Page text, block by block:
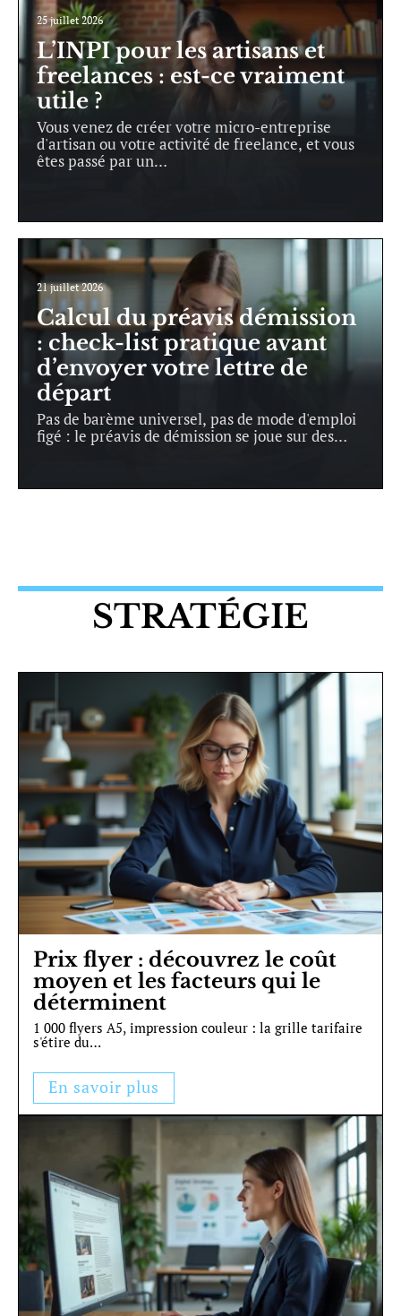
25 juillet 2026
L’INPI pour les artisans et
freelances : est-ce vraiment
utile ?
Vous venez de créer votre micro-entreprise
d'artisan ou votre activité de freelance, et vous
êtes passé par un…
21 juillet 2026
Calcul du préavis démission
: check-list pratique avant
d’envoyer votre lettre de
départ
Pas de barème universel, pas de mode d'emploi
figé : le préavis de démission se joue sur des…
STRATÉGIE
Prix flyer : découvrez le coût
moyen et les facteurs qui le
déterminent
1 000 flyers A5, impression couleur : la grille tarifaire
s'étire du…
En savoir plus